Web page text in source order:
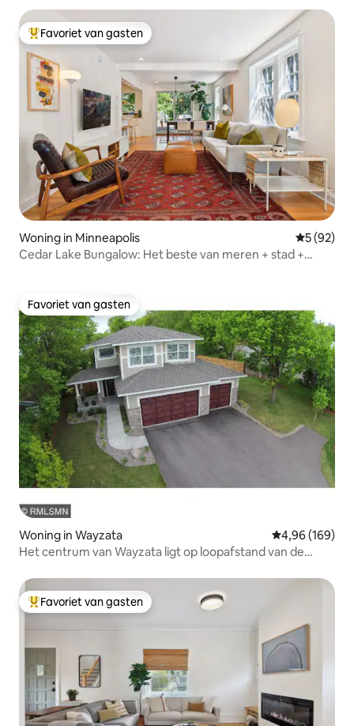
Topfavoriet van gasten
Favoriet van gasten
Woning in Minneapolis
5 (92)
Cedar Lake Bungalow: Het beste van meren + stad +
Favoriet van gasten
Favoriet van gasten
Woning in Wayzata Gemiddelde
4,96 (169)
Het centrum van Wayzata ligt op loopafstand van de
Topfavoriet van gasten
Favoriet van gasten